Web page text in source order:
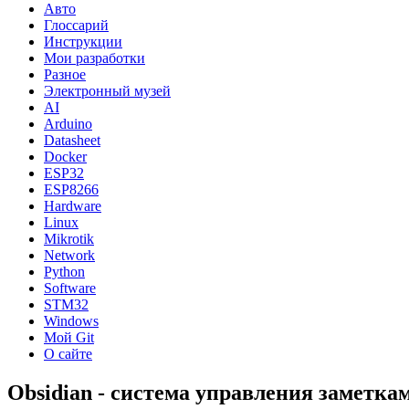
Авто
Глоссарий
Инструкции
Мои разработки
Разное
Электронный музей
AI
Arduino
Datasheet
Docker
ESP32
ESP8266
Hardware
Linux
Mikrotik
Network
Python
Software
STM32
Windows
Мой Git
О сайте
Obsidian - система управления